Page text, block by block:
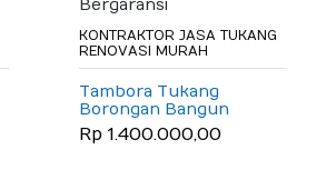
KONTRAKTOR JASA TUKANG
RENOVASI MURAH
Tambora Tukang
Borongan Bangun
Rumah Murah
Bergaransi
Rp 1.400.000,00